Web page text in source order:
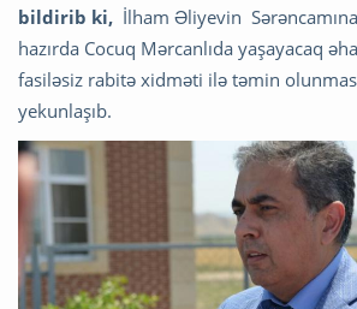
bildirib ki, İlham Əliyevin
hazırda Cocuq Mərcanlıda yaşayacaq
fasiləsiz rabitə xidməti ilə təmin
yekunlaşıb.